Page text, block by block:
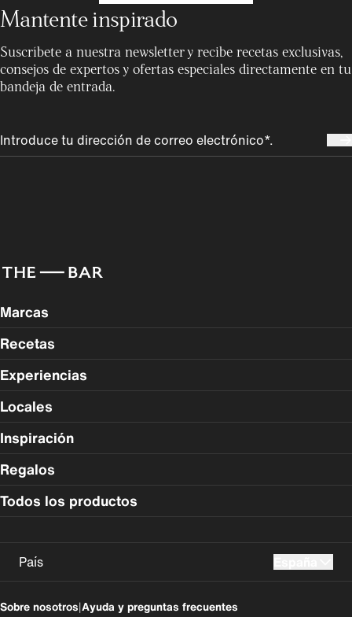
Mantente inspirado
Suscríbete a nuestra newsletter y recibe recetas exclusivas,
consejos de expertos y ofertas especiales directamente en tu
bandeja de entrada.
Marcas
Recetas
Experiencias
Locales
Inspiración
Regalos
Todos los productos
País
Sobre nosotros|Ayuda y preguntas frecuentes